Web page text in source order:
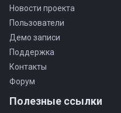
Новости проекта
Пользователи
Демо записи
Поддержка
Контакты
Форум
Полезные ссылки